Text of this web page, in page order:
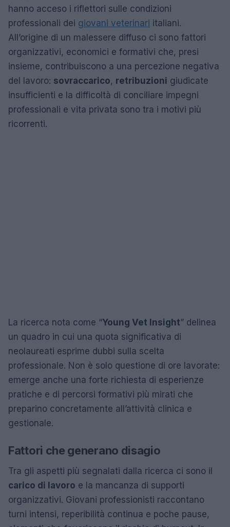
hanno acceso i riflettori sulle condizioni
professionali dei giovani veterinari italiani.
All’origine di un malessere diffuso ci sono fattori
organizzativi, economici e formativi che, presi
insieme, contribuiscono a una percezione negativa
del lavoro: sovraccarico, retribuzioni giudicate
insufficienti e la difficoltà di conciliare impegni
professionali e vita privata sono tra i motivi più
ricorrenti.
La ricerca nota come “Young Vet Insight” delinea
un quadro in cui una quota significativa di
neolaureati esprime dubbi sulla scelta
professionale. Non è solo questione di ore lavorate:
emerge anche una forte richiesta di esperienze
pratiche e di percorsi formativi più mirati che
preparino concretamente all’attività clinica e
gestionale.
Fattori che generano disagio
Tra gli aspetti più segnalati dalla ricerca ci sono il
carico di lavoro e la mancanza di supporti
organizzativi. Giovani professionisti raccontano
turni intensi, reperibilità continua e poche pause,